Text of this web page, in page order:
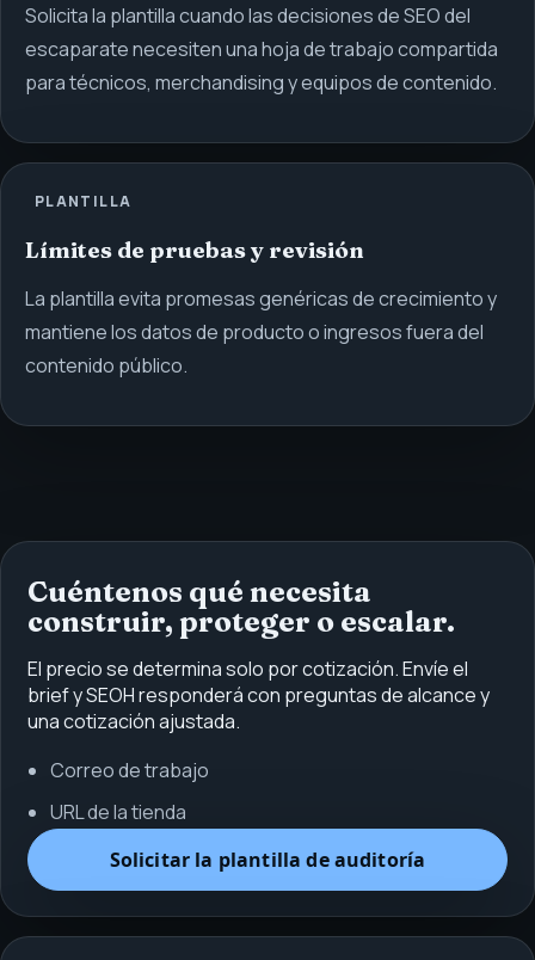
Solicita la plantilla cuando las decisiones de SEO del
escaparate necesiten una hoja de trabajo compartida
para técnicos, merchandising y equipos de contenido.
PLANTILLA
Límites de pruebas y revisión
La plantilla evita promesas genéricas de crecimiento y
mantiene los datos de producto o ingresos fuera del
contenido público.
Cuéntenos qué necesita
construir, proteger o escalar.
El precio se determina solo por cotización. Envíe el
brief y SEOH responderá con preguntas de alcance y
una cotización ajustada.
Correo de trabajo
URL de la tienda
Solicitar la plantilla de auditoría